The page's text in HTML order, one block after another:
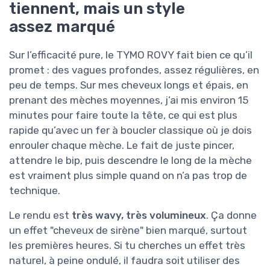
tiennent, mais un style
assez marqué
Sur l’efficacité pure, le TYMO ROVY fait bien ce qu’il
promet : des vagues profondes, assez régulières, en
peu de temps. Sur mes cheveux longs et épais, en
prenant des mèches moyennes, j’ai mis environ 15
minutes pour faire toute la tête, ce qui est plus
rapide qu’avec un fer à boucler classique où je dois
enrouler chaque mèche. Le fait de juste pincer,
attendre le bip, puis descendre le long de la mèche
est vraiment plus simple quand on n’a pas trop de
technique.
Le rendu est très wavy, très volumineux. Ça donne
un effet "cheveux de sirène" bien marqué, surtout
les premières heures. Si tu cherches un effet très
naturel, à peine ondulé, il faudra soit utiliser des